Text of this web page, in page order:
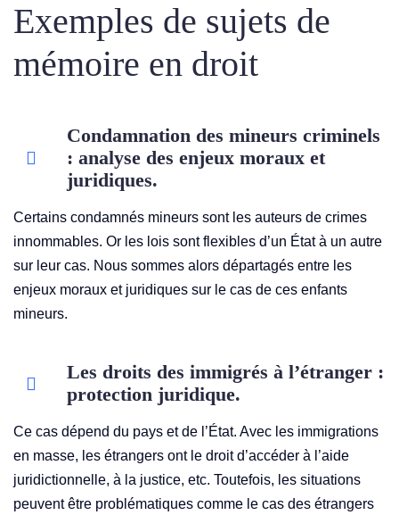
Exemples de sujets de
mémoire en droit
Condamnation des mineurs criminels
: analyse des enjeux moraux et
juridiques.
Certains condamnés mineurs sont les auteurs de crimes
innommables. Or les lois sont flexibles d’un État à un autre
sur leur cas. Nous sommes alors départagés entre les
enjeux moraux et juridiques sur le cas de ces enfants
mineurs.
Les droits des immigrés à l’étranger :
protection juridique.
Ce cas dépend du pays et de l’État. Avec les immigrations
en masse, les étrangers ont le droit d’accéder à l’aide
juridictionnelle, à la justice, etc. Toutefois, les situations
peuvent être problématiques comme le cas des étrangers